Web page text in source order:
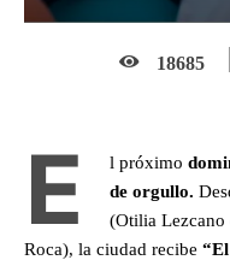
18685
E l próximo
de orgullo.
(Otilia Lezcano
Roca), la ciudad recibe